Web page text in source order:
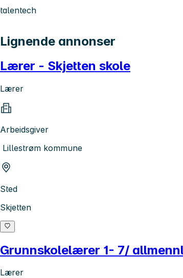
talentech
Lignende annonser
Lærer - Skjetten skole
Lærer
Arbeidsgiver
Lillestrøm kommune
Sted
Skjetten
Grunnskolelærer 1- 7/
Lærer